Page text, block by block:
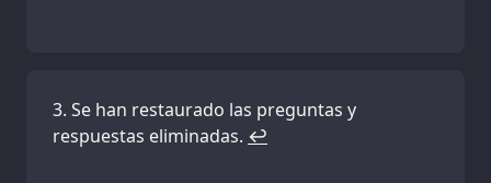
Se han restaurado las preguntas y
respuestas eliminadas. ↩